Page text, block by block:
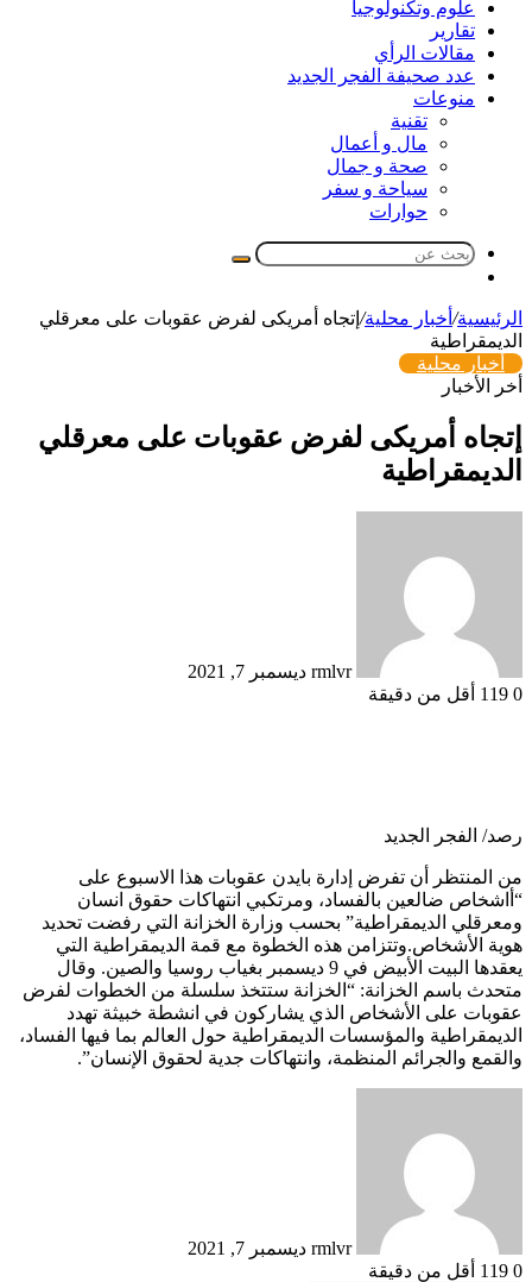
علوم وتكنولوجيا
تقارير
مقالات الرأي
عدد صحيفة الفجر الجديد
منوعات
تقنية
مال و أعمال
صحة و جمال
سياحة و سفر
حوارات
بحث
الرئيسية/ أخبار محلية/ إتجاه أمريكى لفرض عقوبات على معرقلي
الديمقراطية
أخبار محلية
أخر الأخبار
إتجاه أمريكى لفرض عقوبات على معرقلي
الديمقراطية
rmlvr ديسمبر 7, 2021
0
أقل من دقيقة
رصد/ الفجر الجديد
من المنتظر أن تفرض إدارة بايدن عقوبات هذا الاسبوع على
“أاشخاص ضالعين بالفساد، ومرتكبي انتهاكات حقوق انسان
ومعرقلي الديمقراطية” بحسب وزارة الخزانة التي رفضت تحديد
هوية الأشخاص.وتتزامن هذه الخطوة مع قمة الديمقراطية التي
يعقدها البيت الأبيض في 9 ديسمبر بغياب ‎روسيا والصين. ‏وقال
متحدث باسم الخزانة: “الخزانة ستتخذ سلسلة من الخطوات لفرض
عقوبات على الأشخاص الذي يشاركون في انشطة خبيثة تهدد
الديمقراطية والمؤسسات الديمقراطية حول العالم بما فيها الفساد،
والقمع والجرائم المنظمة، وانتهاكات جدية لحقوق الإنسان”.
rmlvr ديسمبر 7, 2021
0
أقل من دقيقة